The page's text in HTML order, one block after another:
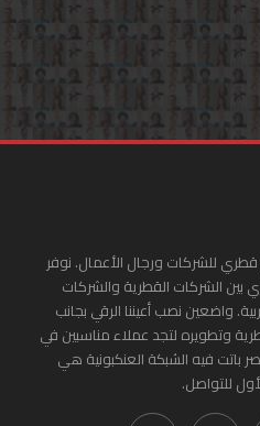
للشركات ورجال الأعمال. نوفر
بين الشركات القطرية والشركات
واضعين نصب أعيننا الرقي بجانب
وتطويره لتجد عملاء مناسبين في
فيه الشبكة العنكبونية هي
للتواصل.